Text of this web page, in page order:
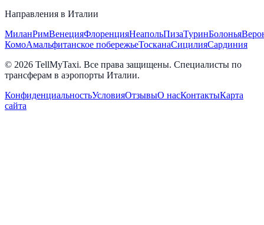
Направления в Италии
МиланРимВенецияФлоренцияНеапольПизаТуринБолонья
КомоАмальфитанское побережьеТосканаСицилияСардиния
© 2026 TellMyTaxi. Все права защищены. Специалисты по
трансферам в аэропорты Италии.
КонфиденциальностьУсловияОтзывыО насКонтактыКарта
сайта